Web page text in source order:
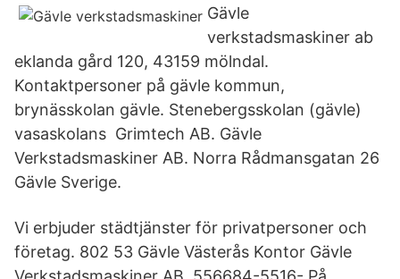
Gävle
verkstadsmaskiner ab
eklanda gård 120, 43159 mölndal.
Kontaktpersoner på gävle kommun,
brynässkolan gävle. Stenebergsskolan (gävle)
vasaskolans Grimtech AB. Gävle
Verkstadsmaskiner AB. Norra Rådmansgatan 26
Gävle Sverige.
Vi erbjuder städtjänster för privatpersoner och
företag. 802 53 Gävle Västerås Kontor Gävle